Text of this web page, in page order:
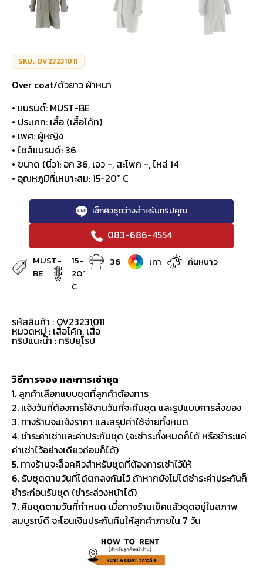
SKU: OV23231011
Over coat/ตัวยาว ผ้าหนา
• แบรนด์: MUST-BE
• ประเภท: เสื้อ (เสื้อโค้ท)
• เพศ: ผู้หญิง
• ไซส์แบรนด์: 36
• ขนาด (นิ้ว): อก 36, เอว -, สะโพก -, ไหล่ 14
• อุณหภูมิที่เหมาะสม: 15-20° C
เช็กคิวชุดว่างสำหรับทริปคุณ
083-686-4554
MUST-
BE
15-
20°
C
36 เทา กันหนาว
รหัสสินค้า : OV23231011
หมวดหมู่ : เสื้อโค้ท, เสื้อ
ทริปแนะนำ : ทริปยุโรป
วิธีการจอง และการเช่าชุด
1. ลูกค้าเลือกแบบชุดที่ลูกค้าต้องการ
2. แจ้งวันที่ต้องการใช้งานวันที่จะคืนชุด และรูปแบบการส่งของ
3. ทางร้านจะแจ้งราคา และสรุปค่าใช้จ่ายทั้งหมด
4. ชำระค่าเช่าและค่าประกันชุด (จะชำระทั้งหมดก็ได้ หรือชำระแค่
ค่าเช่าไว้อย่างเดียวก่อนก็ได้)
5. ทางร้านจะล็อคคิวสำหรับชุดที่ต้องการเช่าไว้ให้
6. รับชุดตามวันที่ได้ตกลงกันไว้ ถ้าหากยังไม่ได้ชำระค่าประกันก็
ชำระก่อนรับชุด (ชำระล่วงหน้าได้)
7. คืนชุดตามวันที่กำหนด เมื่อทางร้านเช็คแล้วชุดอยู่ในสภาพ
สมบูรณ์ดี จะโอนเงินประกันคืนให้ลูกค้าภายใน 7 วัน